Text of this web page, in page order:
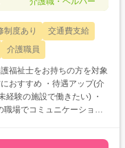
制度あり
交通費支給
介護職員
験の施設で働きたい) ・
場でコミュニケーション